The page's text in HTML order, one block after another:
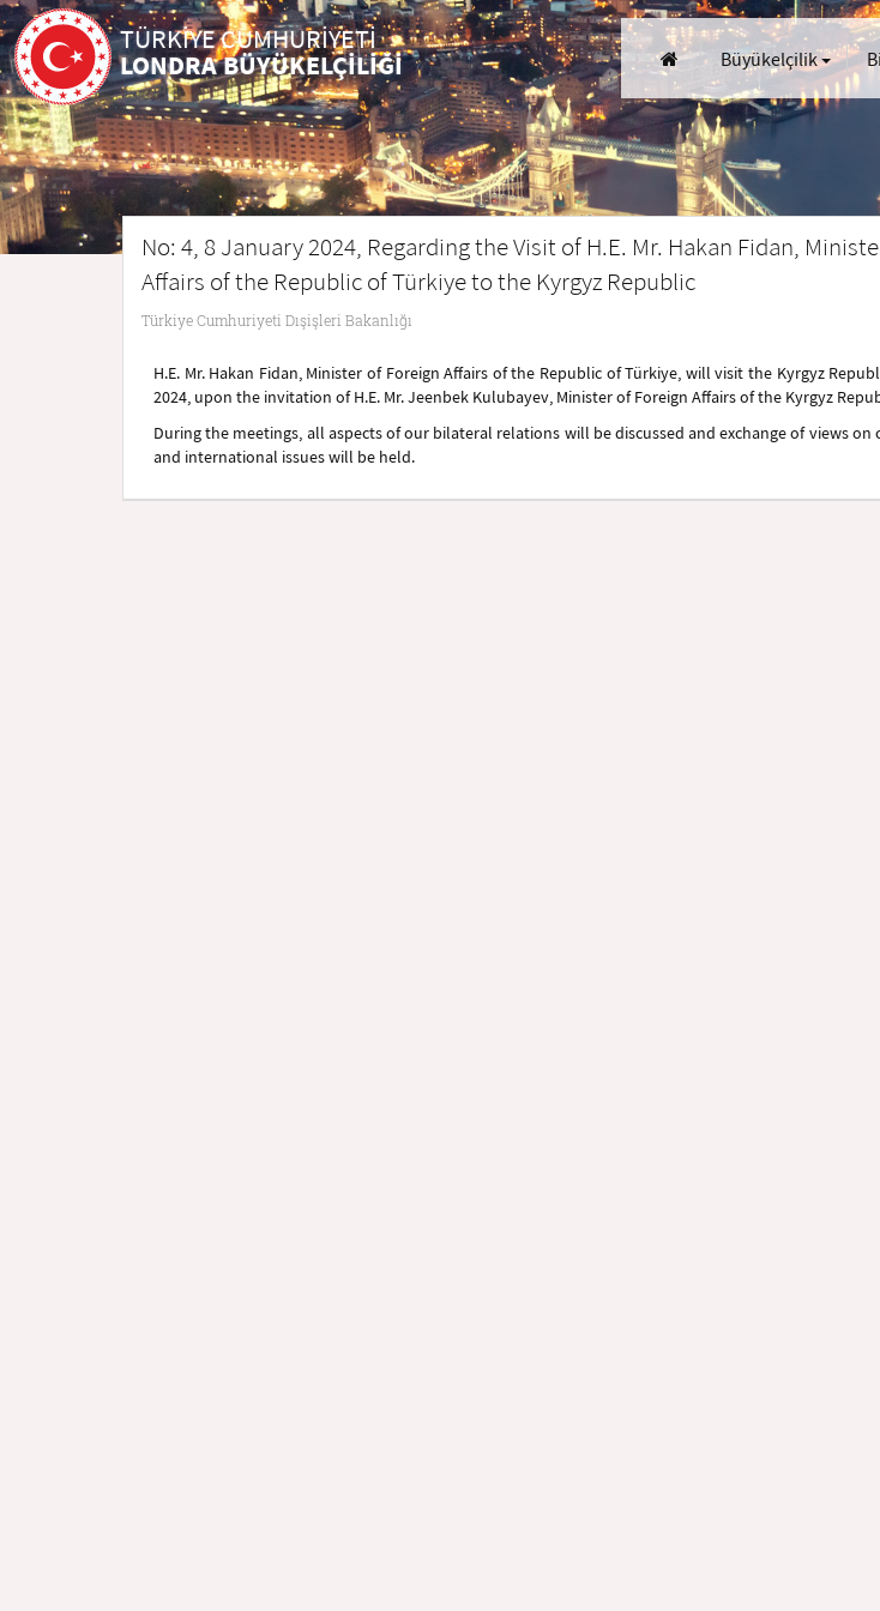
TÜRKİYE CUMHURİYETİ
LONDRA BÜYÜKELÇİLİĞİ Büyükelçilik
No: 4, 8 January 2024, Regarding the Visit of H.E. Mr. Hakan Fidan,
Affairs of the Republic of Türkiye to the Kyrgyz Republic
Türkiye Cumhuriyeti Dışişleri Bakanlığı
H.E. Mr. Hakan Fidan, Minister of Foreign Affairs of the Republic of Türkiye, will visit the Kyrgyz
2024, upon the invitation of H.E. Mr. Jeenbek Kulubayev, Minister of Foreign Affairs of the Kyrgyz
During the meetings, all aspects of our bilateral relations will be discussed and exchange of views on
and international issues will be held.